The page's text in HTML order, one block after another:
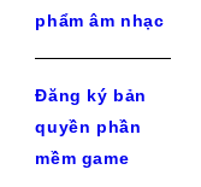
phẩm âm nhạc
Đăng ký bản
quyền phần
mềm game